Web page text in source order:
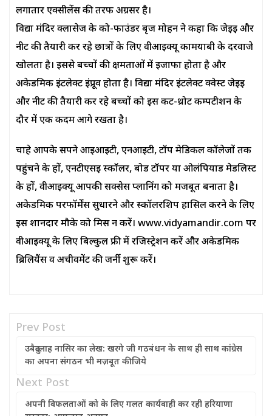
लगातार एक्सीलेंस की तरफ अग्रसर है।
विद्या मंदिर क्लासेज के को-फाउंडर बृज मोहन ने कहा कि जेईई और
नीट की तैयारी कर रहे छात्रों के लिए वीआईक्यू कामयाबी के दरवाजे
खोलता है। इससे बच्चों की क्षमताओं में इजाफा होता है और
अकेडमिक इंटलेक्ट इंप्रूव होता है। विद्या मंदिर इंटलेक्ट क्वेस्ट जेईई
और नीट की तैयारी कर रहे बच्चों को इस कट-थ्रोट कम्पटीशन के
दौर में एक कदम आगे रखता है।
चाहे आपके सपने आईआईटी, एनआईटी, टॉप मेडिकल कॉलेजों तक
पहुंचने के हों, एनटीएसई स्कॉलर, बोर्ड टॉपर या ओलंपियाड मेडलिस्ट
के हों, वीआईक्यू आपकी सक्सेस प्लानिंग को मजबूत बनाता है।
अकेडमिक परफॉर्मेंस सुधारने और स्कॉलरशिप हासिल करने के लिए
इस शानदार मौके को मिस न करें। www.vidyamandir.com पर
वीआईक्यू के लिए बिल्कुल फ्री में रजिस्ट्रेशन करें और अकेडमिक
ब्रिलियैंस व अचीवमेंट की जर्नी शुरू करें।
Prev Post
उबैदुल्लाह नासिर का लेख: खरगे जी गठबंधन के साथ ही साथ कांग्रेस
का अपना संगठन भी मज़बूत कीजिये
Next Post
अपनी विफलताओं को के लिए गलत कार्यवाही कर रही हरियाणा